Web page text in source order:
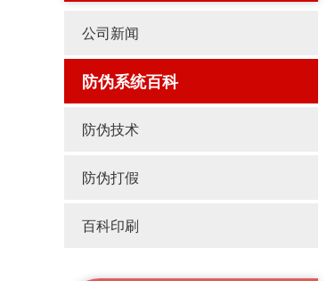
公司新闻
防伪系统百科
防伪技术
防伪打假
百科印刷